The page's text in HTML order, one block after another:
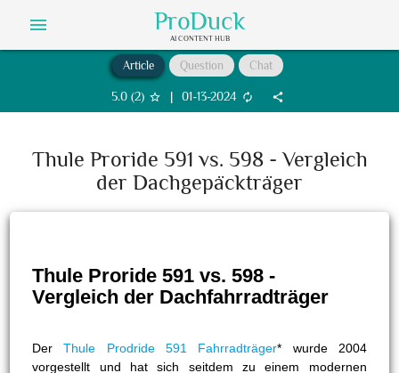
menu ProDuck
AI CONTENT HUB
Article Question Chat
5.0(2) star_border | 01-13-2024 autorenew share
Thule Proride 591 vs. 598 - Vergleich
der Dachgepäckträger
Thule Proride 591 vs. 598 -
Vergleich der Dachfahrradträger
DerThule Prodride 591 Fahrradträger* wurde 2004
vorgestellt und hat sich seitdem zu einem modernen